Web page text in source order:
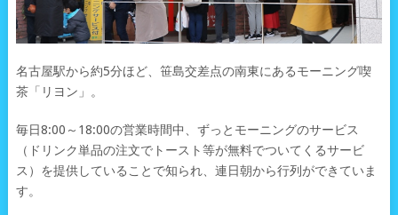
名古屋駅から約5分ほど、笹島交差点の南東にあるモーニング喫
茶「リヨン」。
毎日8:00～18:00の営業時間中、ずっとモーニングのサービス
（ドリンク単品の注文でトースト等が無料でついてくるサービ
ス）を提供していることで知られ、連日朝から行列ができていま
す。